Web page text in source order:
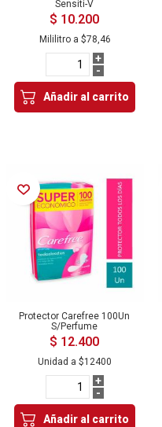
Sensiti-V
$ 10.200
Mililitro a $78,46
+
-
Añadir al carrito
Añadir a la Lista de Deseos
Protector Carefree 100Un
S/Perfume
$ 12.400
Unidad a $12400
+
-
Añadir al carrito